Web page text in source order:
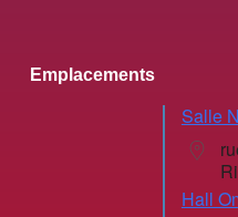
Emplacements
Salle
Hall